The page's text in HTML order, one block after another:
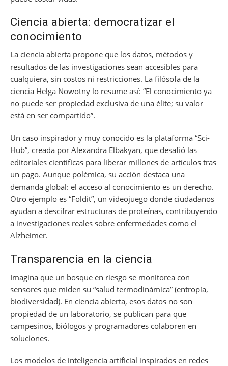
Ciencia abierta: democratizar el
conocimiento
La ciencia abierta propone que los datos, métodos y
resultados de las investigaciones sean accesibles para
cualquiera, sin costos ni restricciones. La filósofa de la
ciencia Helga Nowotny lo resume así: “El conocimiento ya
no puede ser propiedad exclusiva de una élite; su valor
está en ser compartido”.
Un caso inspirador y muy conocido es la plataforma “Sci-
Hub”, creada por Alexandra Elbakyan, que desafió las
editoriales científicas para liberar millones de artículos tras
un pago. Aunque polémica, su acción destaca una
demanda global: el acceso al conocimiento es un derecho.
Otro ejemplo es “Foldit”, un videojuego donde ciudadanos
ayudan a descifrar estructuras de proteínas, contribuyendo
a investigaciones reales sobre enfermedades como el
Alzheimer.
Transparencia en la ciencia
Imagina que un bosque en riesgo se monitorea con
sensores que miden su “salud termodinámica” (entropía,
biodiversidad). En ciencia abierta, esos datos no son
propiedad de un laboratorio, se publican para que
campesinos, biólogos y programadores colaboren en
soluciones.
Los modelos de inteligencia artificial inspirados en redes